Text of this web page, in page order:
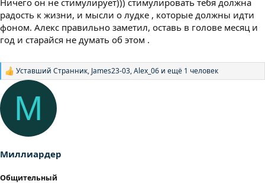
радость к жизни, и мысли о лудке , которые должны идти
фоном. Алекс правильно заметил, оставь в голове месяц и
год и старайся не думать об этом .
Р
а
и
и
Уставший Странник, James23-03,Alex_06 и ещё 1 человек
М
Миллиардер
Общительный